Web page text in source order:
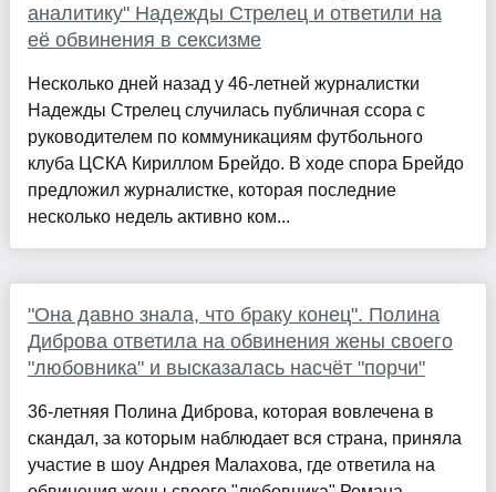
аналитику" Надежды Стрелец и ответили на
её обвинения в сексизме
Несколько дней назад у 46-летней журналистки
Надежды Стрелец случилась публичная ссора с
руководителем по коммуникациям футбольного
клуба ЦСКА Кириллом Брейдо. В ходе спора Брейдо
предложил журналистке, которая последние
несколько недель активно ком...
"Она давно знала, что браку конец". Полина
Диброва ответила на обвинения жены своего
"любовника" и высказалась насчёт "порчи"
36-летняя Полина Диброва, которая вовлечена в
скандал, за которым наблюдает вся страна, приняла
участие в шоу Андрея Малахова, где ответила на